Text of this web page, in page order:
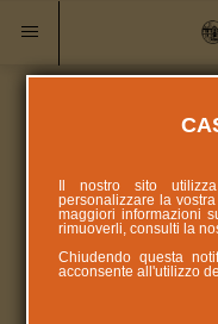
Il nostro sito
personalizzare la
maggiori informazioni
rimuoverli, consulti la
Chiudendo questa
acconsente all'utilizzo